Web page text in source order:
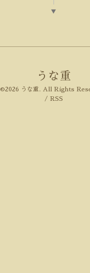
▼
うな重
©2026 うな重. All Rights
/ RSS